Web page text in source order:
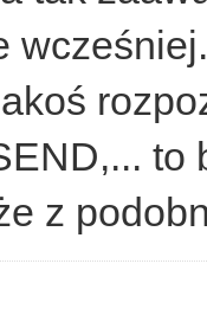
wcześniej.
to
z